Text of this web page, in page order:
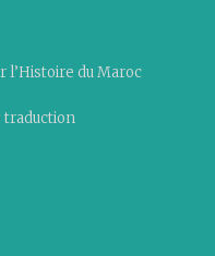
l’Histoire du Maroc
traduction